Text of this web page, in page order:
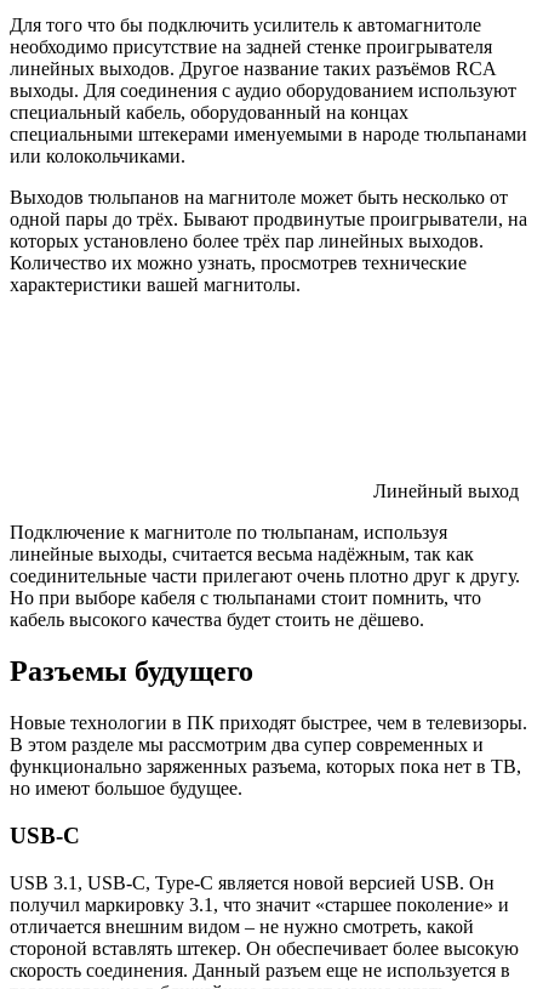
Для того что бы подключить усилитель к автомагнитоле
необходимо присутствие на задней стенке проигрывателя
линейных выходов. Другое название таких разъёмов RCA
выходы. Для соединения с аудио оборудованием используют
специальный кабель, оборудованный на концах
специальными штекерами именуемыми в народе тюльпанами
или колокольчиками.
Выходов тюльпанов на магнитоле может быть несколько от
одной пары до трёх. Бывают продвинутые проигрыватели, на
которых установлено более трёх пар линейных выходов.
Количество их можно узнать, просмотрев технические
характеристики вашей магнитолы.
Линейный выход
Подключение к магнитоле по тюльпанам, используя
линейные выходы, считается весьма надёжным, так как
соединительные части прилегают очень плотно друг к другу.
Но при выборе кабеля с тюльпанами стоит помнить, что
кабель высокого качества будет стоить не дёшево.
Разъемы будущего
Новые технологии в ПК приходят быстрее, чем в телевизоры.
В этом разделе мы рассмотрим два супер современных и
функционально заряженных разъема, которых пока нет в ТВ,
но имеют большое будущее.
USB-C
USB 3.1, USB-C, Type-C является новой версией USB. Он
получил маркировку 3.1, что значит «старшее поколение» и
отличается внешним видом – не нужно смотреть, какой
стороной вставлять штекер. Он обеспечивает более высокую
скорость соединения. Данный разъем еще не используется в